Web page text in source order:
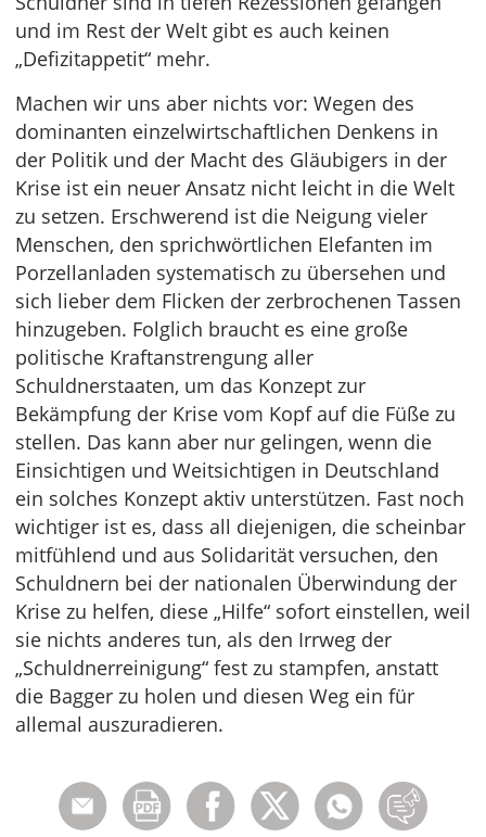
und im Rest der Welt gibt es auch keinen
„Defizitappetit“ mehr.
Machen wir uns aber nichts vor: Wegen des
dominanten einzelwirtschaftlichen Denkens in
der Politik und der Macht des Gläubigers in der
Krise ist ein neuer Ansatz nicht leicht in die Welt
zu setzen. Erschwerend ist die Neigung vieler
Menschen, den sprichwörtlichen Elefanten im
Porzellanladen systematisch zu übersehen und
sich lieber dem Flicken der zerbrochenen Tassen
hinzugeben. Folglich braucht es eine große
politische Kraftanstrengung aller
Schuldnerstaaten, um das Konzept zur
Bekämpfung der Krise vom Kopf auf die Füße zu
stellen. Das kann aber nur gelingen, wenn die
Einsichtigen und Weitsichtigen in Deutschland
ein solches Konzept aktiv unterstützen. Fast noch
wichtiger ist es, dass all diejenigen, die scheinbar
mitfühlend und aus Solidarität versuchen, den
Schuldnern bei der nationalen Überwindung der
Krise zu helfen, diese „Hilfe“ sofort einstellen, weil
sie nichts anderes tun, als den Irrweg der
„Schuldnerreinigung“ fest zu stampfen, anstatt
die Bagger zu holen und diesen Weg ein für
allemal auszuradieren.